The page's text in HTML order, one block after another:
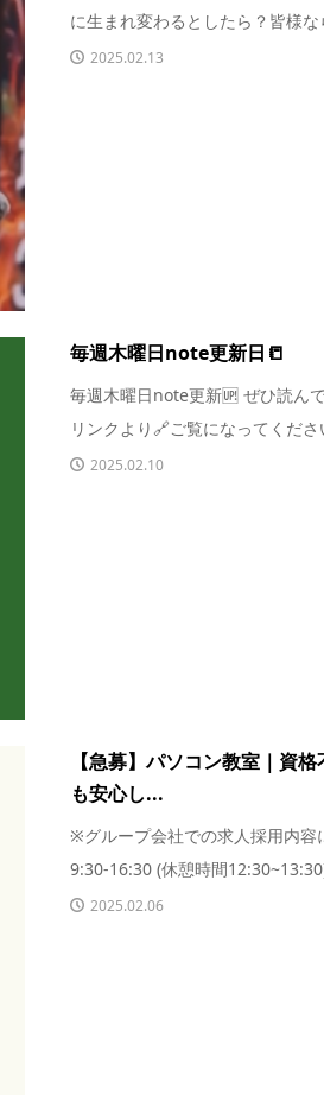
に生まれ変わるとしたら？皆様
2025.02.13
毎週木曜日note更新日📒
毎週木曜日note更新🆙 ぜひ読ん
リンクより🔗ご覧になってくだ
2025.02.10
【急募】パソコン教室｜資
も安心し...
※グループ会社での求人採用内
9:30-16:30 (休憩時間
2025.02.06